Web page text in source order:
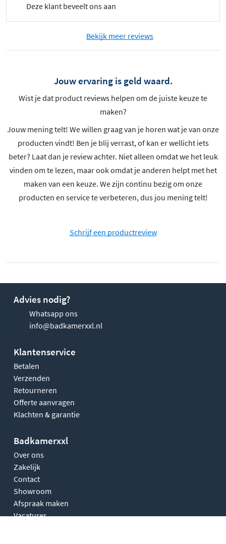
Deze klant beveelt ons aan
Bekijk meer reviews
Jouw ervaring is geld waard.
Wist je dat product reviews helpen om de juiste keuze te
maken?
Jouw mening telt! We willen graag van je horen wat je van onze
producten vindt! Ben je blij verrast, of kan er wellicht iets
beter? Laat dan je review achter. Niet alleen omdat we het leuk
vinden om te lezen, maar ook omdat je anderen helpt met het
maken van een keuze. We zijn continu bezig om onze
producten en service te verbeteren, dus jou mening telt!
Schrijf een productreview
Advies nodig?
Whatsapp ons
info@badkamerxxl.nl
Klantenservice
Betalen
Verzenden
Retourneren
Offerte aanvragen
Klachten & garantie
Badkamerxxl
Over ons
Zakelijk
Contact
Showroom
Afspraak maken
Vacatures